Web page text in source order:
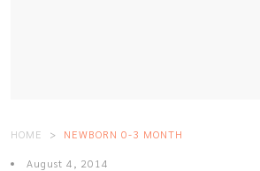
HOME NEWBORN 0-3 MONTH
August 4, 2014